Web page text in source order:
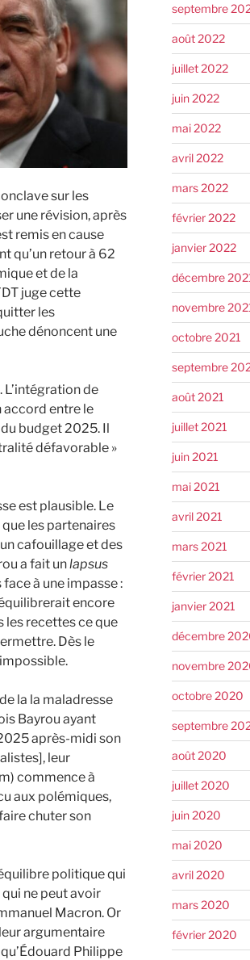
sur les
une révision, après
remis en cause
qu’un retour à 62
et de la
juge cette
les
dénoncent une
de
accord entre le
budget 2025. Il
défavorable »
est plausible. Le
les partenaires
cafouillage et des
a fait unlapsus
à une impasse :
encore
les recettes ce que
Dès le
la la maladresse
Bayrou ayant
après-midi son
leur
commence à
aux polémiques,
chuter son
politique qui
ne peut avoir
Macron. Or
argumentaire
Philippe
septembre
août 2022
juillet 2022
juin 2022
mai 2022
avril 2022
mars 2022
février 2022
janvier 2022
décembre
novembre
octobre 2021
septembre
août 2021
juillet 2021
juin 2021
mai 2021
avril 2021
mars 2021
février 2021
janvier 2021
décembre
novembre
octobre 2020
septembre
août 2020
juillet 2020
juin 2020
mai 2020
avril 2020
mars 2020
février 2020